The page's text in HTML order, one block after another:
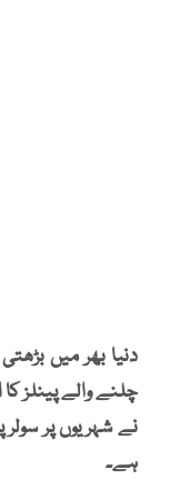
دنیا بھر میں
چلنے والے پینلز
نے شہریوں پر
ہے۔